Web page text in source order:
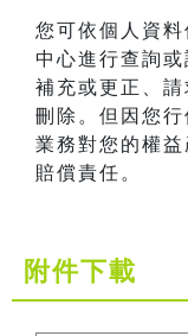
您可依個人資
中心進行查詢
補充或更正、
刪除。但因您
業務對您的權
賠償責任。
附件下載